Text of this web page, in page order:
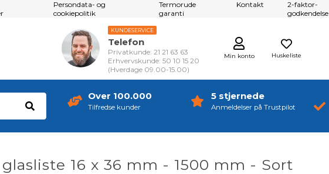
Persondata- og
cookiepolitik
Termorude
garanti
Kontakt
2-faktor-
godkendelse
Huskeliste
Min konto
KUNDESERVICE
Telefon
Privatkunde: 21 21 63 63
Erhvervskunde: 50 10 15 20
(Hverdage 09.00-15.00)
Over 100.000
Tilfredse kunder
5 stjernede
Anmeldelser på Trustpilot
16 x 36 mm - 1500 mm - Sort